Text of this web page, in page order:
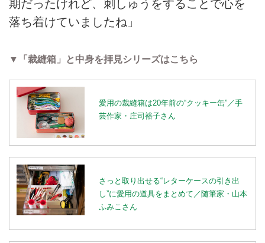
期だったけれど、刺しゅうをすることで心を
落ち着けていましたね」
▼「裁縫箱」と中身を拝見シリーズはこちら
愛用の裁縫箱は20年前の“クッキー缶”／手
芸作家・庄司裕子さん
さっと取り出せる“レターケースの引き出
し”に愛用の道具をまとめて／随筆家・山本
ふみこさん